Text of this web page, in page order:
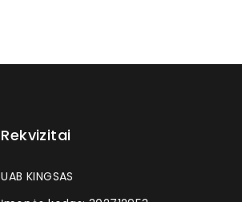
Rekvizitai
UAB KINGSAS